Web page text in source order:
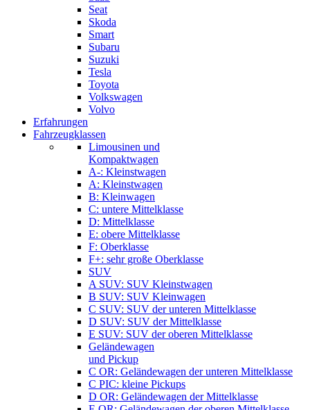
Seat
Skoda
Smart
Subaru
Suzuki
Tesla
Toyota
Volkswagen
Volvo
Erfahrungen
Fahrzeugklassen
Limousinen und
Kompaktwagen
A-: Kleinstwagen
A: Kleinstwagen
B: Kleinwagen
C: untere Mittelklasse
D: Mittelklasse
E: obere Mittelklasse
F: Oberklasse
F+: sehr große Oberklasse
SUV
A SUV: SUV Kleinstwagen
B SUV: SUV Kleinwagen
C SUV: SUV der unteren Mittelklasse
D SUV: SUV der Mittelklasse
E SUV: SUV der oberen Mittelklasse
Geländewagen
und Pickup
C OR: Geländewagen der unteren Mittelklasse
C PIC: kleine Pickups
D OR: Geländewagen der Mittelklasse